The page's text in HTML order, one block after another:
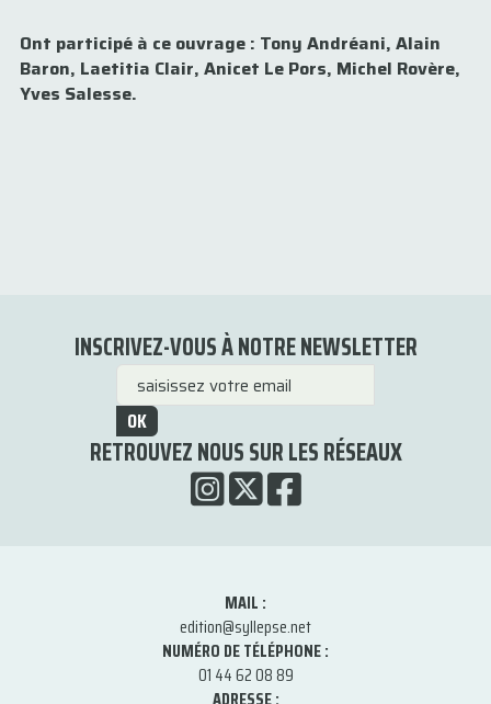
Ont participé à ce ouvrage : Tony Andréani, Alain
Baron, Laetitia Clair, Anicet Le Pors, Michel Rovère,
Yves Salesse.
INSCRIVEZ-VOUS À NOTRE NEWSLETTER
OK
RETROUVEZ NOUS SUR LES RÉSEAUX
MAIL :
edition@syllepse.net
NUMÉRO DE TÉLÉPHONE :
01 44 62 08 89